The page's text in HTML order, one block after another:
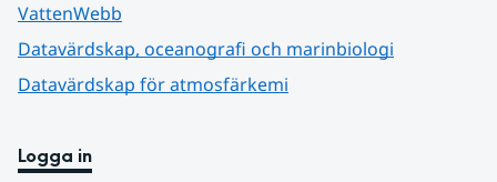
VattenWebb
Datavärdskap, oceanografi och marinbiologi
Datavärdskap för atmosfärkemi
Logga in